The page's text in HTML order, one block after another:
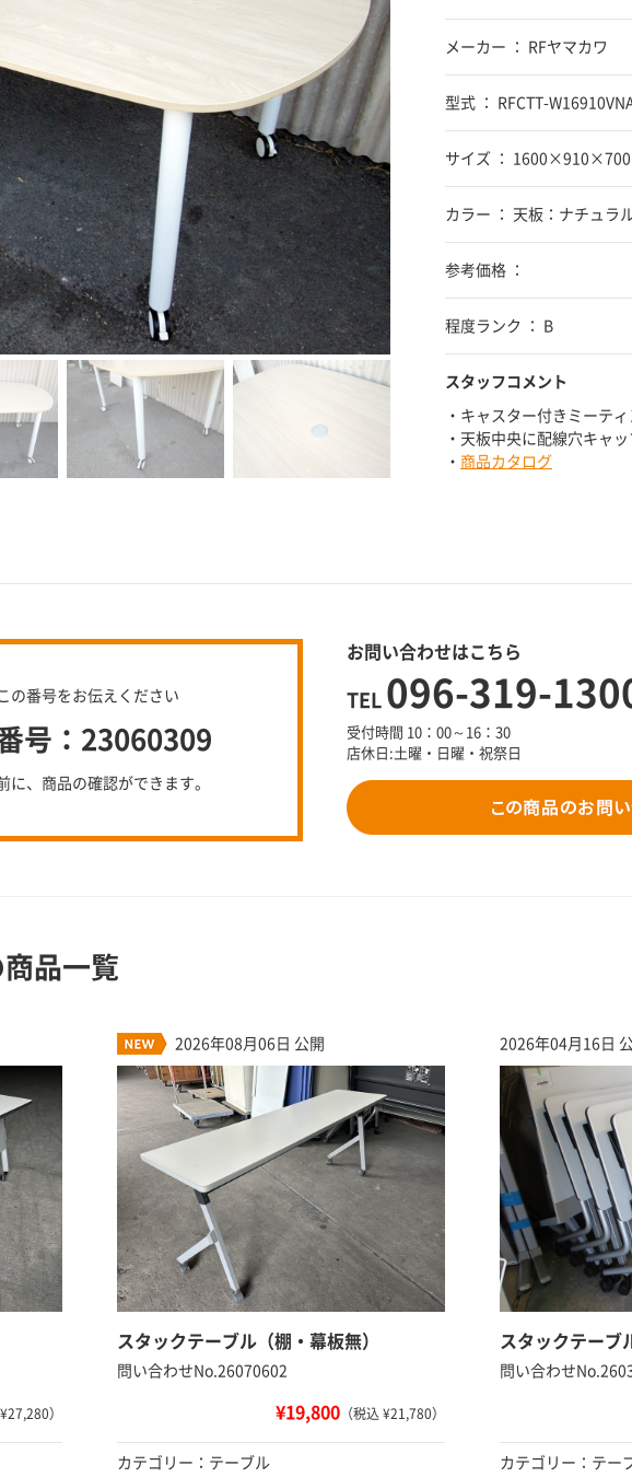
メーカー ： RFヤマカワ
型式 ： RFCTT-
サイズ ：
カラー ： 天板：ナチュラ
参考価格 ：
程度ランク ： B
スタッフコメント
・キャスター付きミーティ
・天板中央に配線穴キャッ
・ 商品カタログ
の番号をお伝えください
号：23060309
、商品の確認ができます。
お問い合わせはこちら
TEL 096-319-
受付時間 10：00～16：30
店休日:土曜・日曜・祝祭日
品一覧
）
2026年08月06日 公開
スタックテーブル（棚・幕板無）
問い合わせNo.26070602
¥19,800 （税込 ¥21,780）
カテゴリー：テーブル
2026年04月16日
スタックテーブ
問い合わせ
カテゴリー：テー